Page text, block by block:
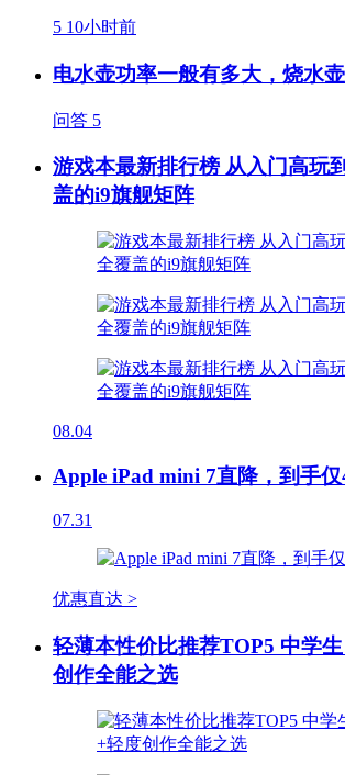
5 10小时前
电水壶功率一般有多大，烧水
问答 5
游戏本最新排行榜 从入门高玩
盖的i9旗舰矩阵
08.04
Apple iPad mini 7直降，到手仅
07.31
优惠直达 >
轻薄本性价比推荐TOP5 中学
创作全能之选